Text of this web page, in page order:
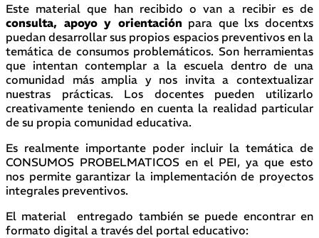
Este material que han recibido o van a recibir es de
consulta, apoyo y orientación para que lxs docentxs
puedan desarrollar sus propios espacios preventivos en la
temática de consumos problemáticos. Son herramientas
que intentan contemplar a la escuela dentro de una
comunidad más amplia y nos invita a contextualizar
nuestras prácticas. Los docentes pueden utilizarlo
creativamente teniendo en cuenta la realidad particular
de su propia comunidad educativa.
Es realmente importante poder incluir la temática de
CONSUMOS PROBELMATICOS en el PEI, ya que esto
nos permite garantizar la implementación de proyectos
integrales preventivos.
El material entregado también se puede encontrar en
formato digital a través del portal educativo: